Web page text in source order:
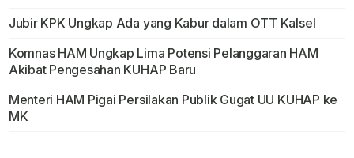
Jubir KPK Ungkap Ada yang Kabur dalam OTT Kalsel
Komnas HAM Ungkap Lima Potensi Pelanggaran HAM
Akibat Pengesahan KUHAP Baru
Menteri HAM Pigai Persilakan Publik Gugat UU KUHAP ke
MK